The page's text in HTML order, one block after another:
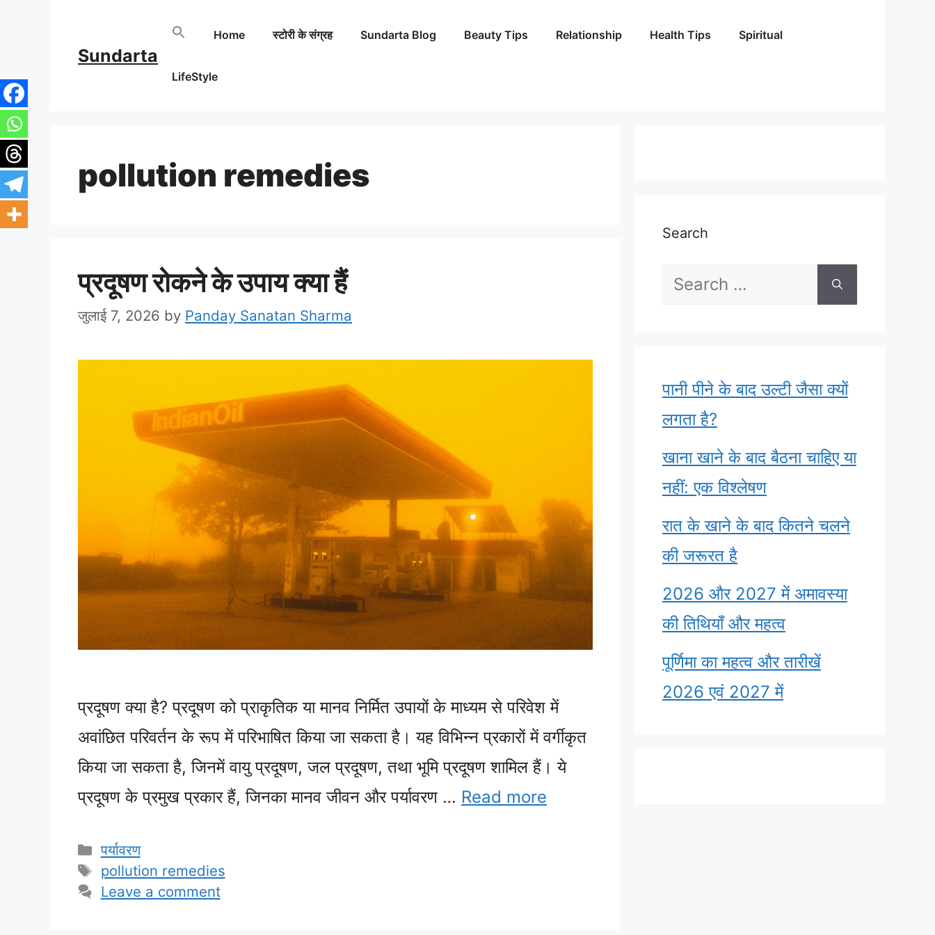
content
Sundarta
Home स्टोरी के संग्रह Sundarta Blog Beauty Tips Relationship Health Tips Spiritual
LifeStyle
pollution remedies
प्रदूषण रोकने के उपाय क्या हैं
जुलाई 7, 2026 by Panday Sanatan Sharma
प्रदूषण क्या है? प्रदूषण को प्राकृतिक या मानव निर्मित उपायों के माध्यम से परिवेश में
अवांछित परिवर्तन के रूप में परिभाषित किया जा सकता है। यह विभिन्न प्रकारों में वर्गीकृत
किया जा सकता है, जिनमें वायु प्रदूषण, जल प्रदूषण, तथा भूमि प्रदूषण शामिल हैं। ये
प्रदूषण के प्रमुख प्रकार हैं, जिनका मानव जीवन और पर्यावरण … Read more
Categories
पर्यावरण
Tags
pollution remedies
Leave a comment
Search
Search
पानी पीने के बाद उल्टी जैसा क्यों
लगता है?
खाना खाने के बाद बैठना चाहिए या
नहीं: एक विश्लेषण
रात के खाने के बाद कितने चलने
की जरूरत है
2026 और 2027 में अमावस्या
की तिथियाँ और महत्व
पूर्णिमा का महत्व और तारीखें
2026 एवं 2027 में